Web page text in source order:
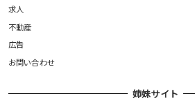
求人
不動産
広告
お問い合わせ
姉妹サイト